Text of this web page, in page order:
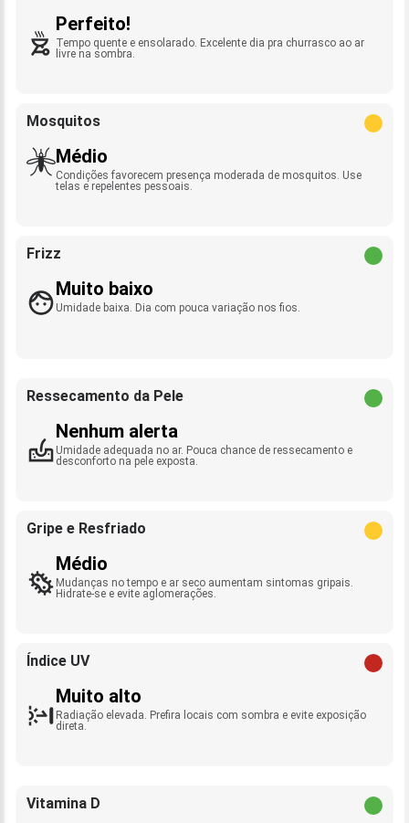
Perfeito!
Tempo quente e ensolarado. Excelente dia pra churrasco ao ar
livre na sombra.
Mosquitos
Médio
Condições favorecem presença moderada de mosquitos. Use
telas e repelentes pessoais.
Frizz
Muito baixo
Umidade baixa. Dia com pouca variação nos fios.
Ressecamento da Pele
Nenhum alerta
Umidade adequada no ar. Pouca chance de ressecamento e
desconforto na pele exposta.
Gripe e Resfriado
Médio
Mudanças no tempo e ar seco aumentam sintomas gripais.
Hidrate-se e evite aglomerações.
Índice UV
Muito alto
Radiação elevada. Prefira locais com sombra e evite exposição
direta.
Vitamina D